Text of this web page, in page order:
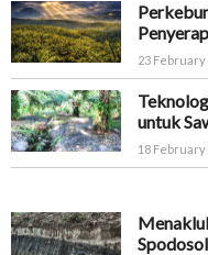
23 February
untuk
18 February